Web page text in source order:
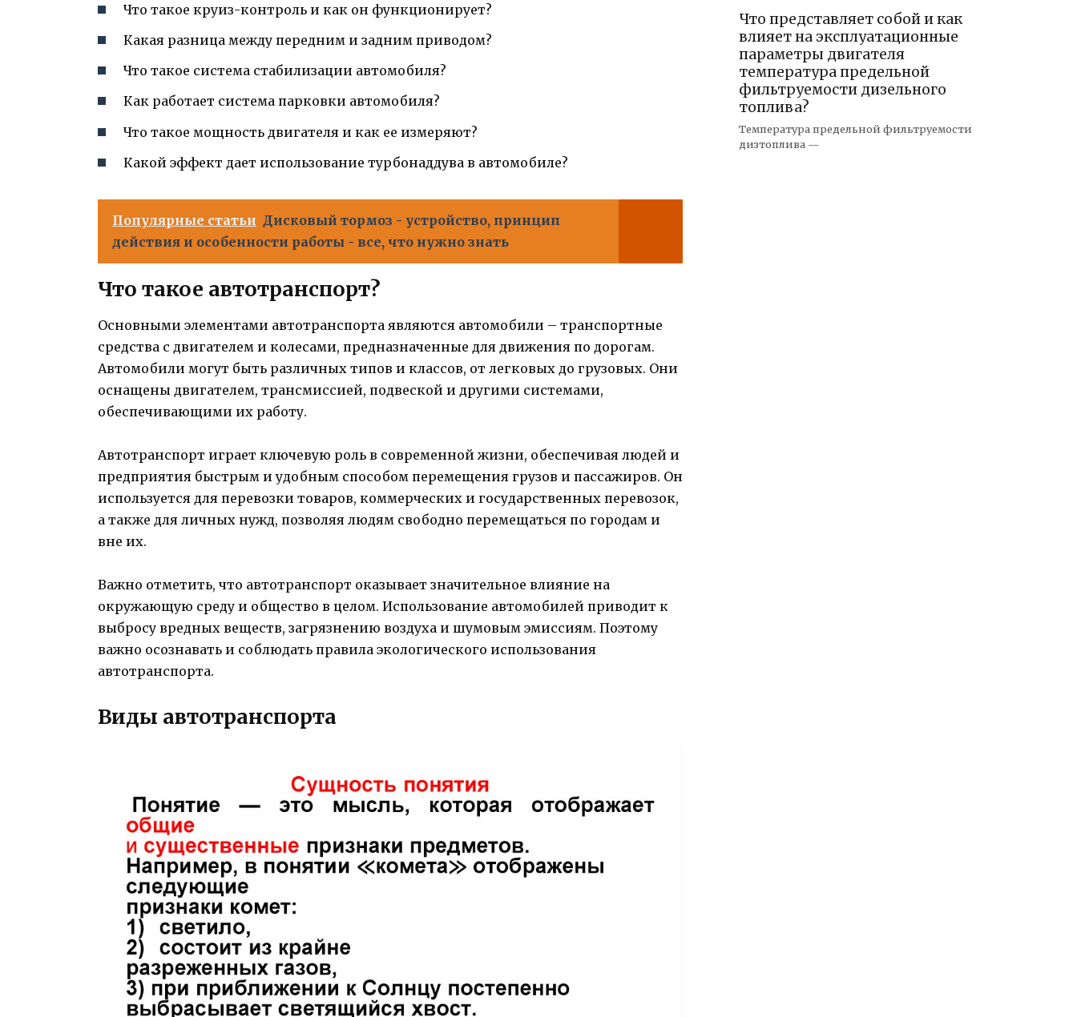
Что такое круиз-контроль и как он функционирует?
Какая разница между передним и задним приводом?
Что такое система стабилизации автомобиля?
Как работает система парковки автомобиля?
Что такое мощность двигателя и как ее измеряют?
Какой эффект дает использование турбонаддува в автомобиле?
Популярные статьи Дисковый тормоз - устройство, принцип
действия и особенности работы - все, что нужно знать
Что такое автотранспорт?
Основными элементами автотранспорта являются автомобили – транспортные
средства с двигателем и колесами, предназначенные для движения по дорогам.
Автомобили могут быть различных типов и классов, от легковых до грузовых. Они
оснащены двигателем, трансмиссией, подвеской и другими системами,
обеспечивающими их работу.
Автотранспорт играет ключевую роль в современной жизни, обеспечивая людей и
предприятия быстрым и удобным способом перемещения грузов и пассажиров. Он
используется для перевозки товаров, коммерческих и государственных перевозок,
а также для личных нужд, позволяя людям свободно перемещаться по городам и
вне их.
Важно отметить, что автотранспорт оказывает значительное влияние на
окружающую среду и общество в целом. Использование автомобилей приводит к
выбросу вредных веществ, загрязнению воздуха и шумовым эмиссиям. Поэтому
важно осознавать и соблюдать правила экологического использования
автотранспорта.
Виды автотранспорта
Что представляет собой и как
влияет на эксплуатационные
параметры двигателя
температура предельной
фильтруемости дизельного
топлива?
Температура предельной фильтруемости
дизтоплива —